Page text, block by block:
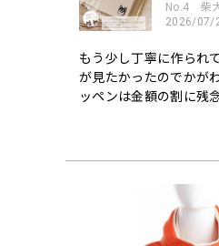
No.4 柴
2026/07/
もう少し丁寧に作られ
が見たかったのでかが
ッペンは金額の割に残
No.10 ト
2026/07/